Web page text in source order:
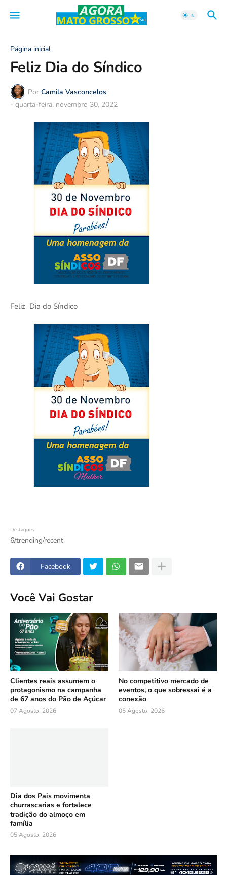
Página inicial
Feliz Dia do Síndico
Por Camila Vasconcelos
- quarta-feira, novembro 30, 2022
Feliz Dia do Síndico
Destaques
6/trending/recent
Facebook
Você Vai Gostar
Clientes reais assumem o
protagonismo na campanha
de 67 anos do Pão de Açúcar
07 Agosto, 2026
No competitivo mercado de
eventos, o que sobressai é a
conexão
05 Agosto, 2026
Dia dos Pais movimenta
churrascarias e fortalece
tradição do almoço em
família
05 Agosto, 2026